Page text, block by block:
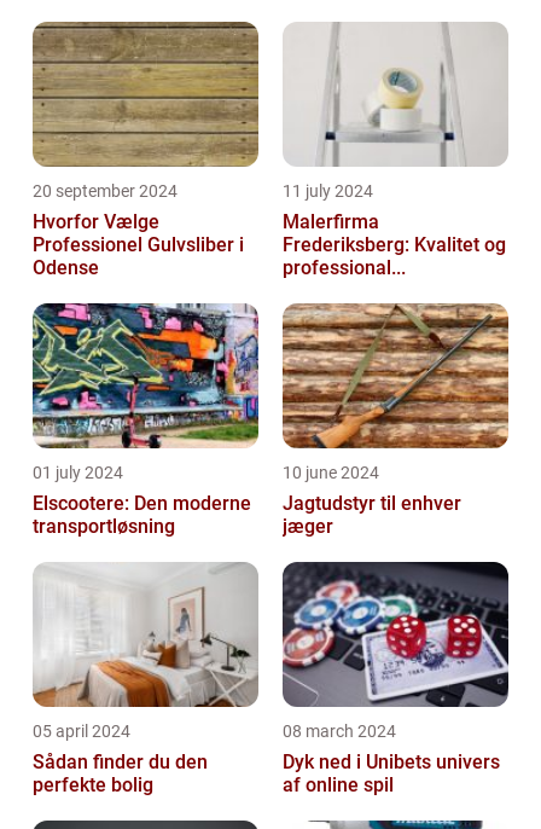
20 september 2024
Hvorfor Vælge
Professionel Gulvsliber i
Odense
11 july 2024
Malerfirma
Frederiksberg: Kvalitet og
professional...
01 july 2024
Elscootere: Den moderne
transportløsning
10 june 2024
Jagtudstyr til enhver
jæger
05 april 2024
Sådan finder du den
perfekte bolig
08 march 2024
Dyk ned i Unibets univers
af online spil